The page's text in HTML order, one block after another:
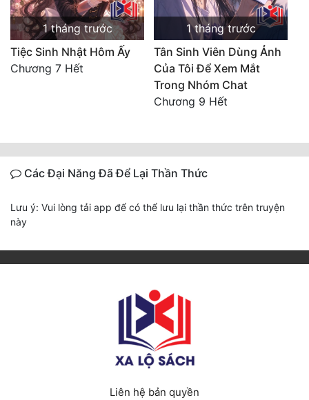
1 tháng trước
Tiệc Sinh Nhật Hôm Ấy
Chương 7 Hết
1 tháng trước
Tân Sinh Viên Dùng Ảnh
Của Tôi Để Xem Mắt
Trong Nhóm Chat
Chương 9 Hết
Các Đại Năng Đã Để Lại Thần Thức
Lưu ý: Vui lòng tải app để có thể lưu lại thần thức trên truyện
này
Liên hệ bản quyền